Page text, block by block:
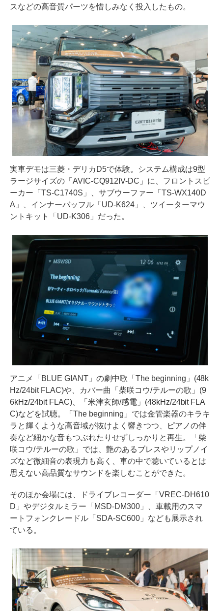
スなどの高音質パーツを惜しみなく投入したもの。
実車デモは三菱・デリカD5で体験。システム構成は9型
ラージサイズの「AVIC-CQ912IV-DC」に、フロントスピ
ーカー「TS-C1740S」、サブウーファー「TS-WX140D
A」、インナーバッフル「UD-K624」、ツイーターマウ
ントキット「UD-K306」だった。
アニメ「BLUE GIANT」の劇中歌「The beginning」(48k
Hz/24bit FLAC)や、カバー曲「柴咲コウ/テルーの歌」(9
6kHz/24bit FLAC)、「米津玄師/感電」(48kHz/24bit FLA
C)などを試聴。「The beginning」では金管楽器のキラキ
ラと輝くような高音域が抜けよく響きつつ、ピアノの伴
奏など細かな音もつぶれたりせずしっかりと再生。「柴
咲コウ/テルーの歌」では、艶のあるブレスやリップノイ
ズなど微細音の表現力も高く、車の中で聴いているとは
思えない高品質なサウンドを楽しむことができた。
そのほか会場には、ドライブレコーダー「VREC-DH610
D」やデジタルミラー「MSD-DM300」、車載用のスマ
ートフォンクレードル「SDA-SC600」なども展示され
ている。